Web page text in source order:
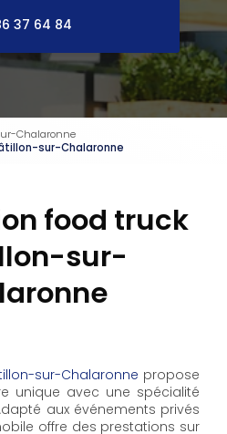
37 64 84
Chalaronne
sur-Chalaronne
food truck
sur-
sur-Chalaronne propose
unique avec une spécialité
aux événements privés
offre des prestations sur